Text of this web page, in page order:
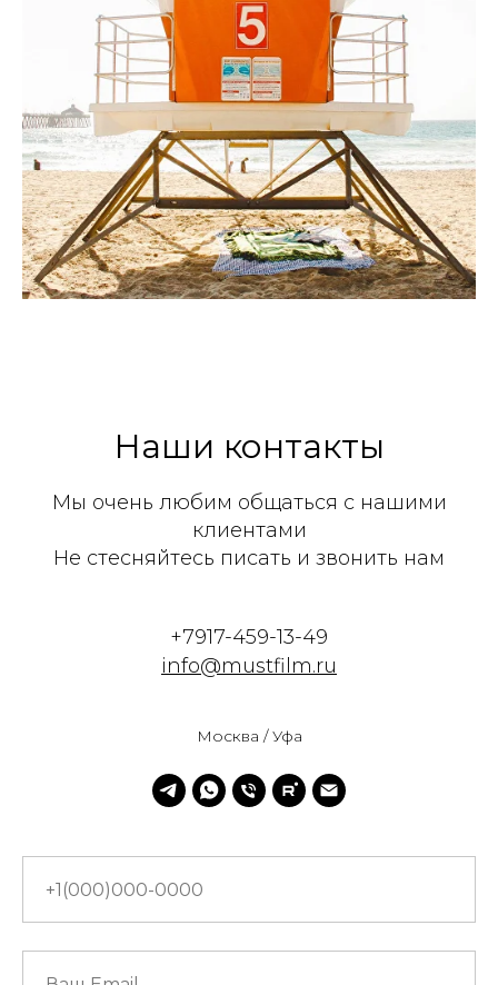
Наши контакты
Мы очень любим общаться с нашими
клиентами
Не стесняйтесь писать и звонить нам
+7917-459-13-49
info@mustfilm.ru
Москва / Уфа